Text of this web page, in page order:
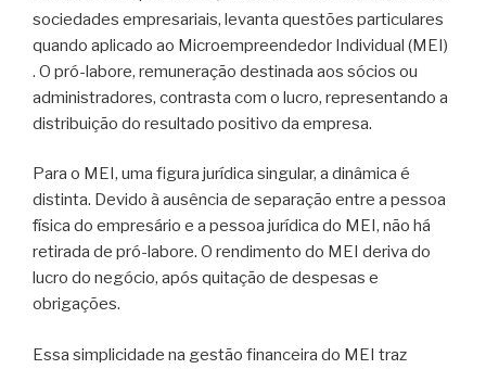
sociedades empresariais, levanta questões particulares
quando aplicado ao Microempreendedor Individual (MEI)
. O pró-labore, remuneração destinada aos sócios ou
administradores, contrasta com o lucro, representando a
distribuição do resultado positivo da empresa.
Para o MEI, uma figura jurídica singular, a dinâmica é
distinta. Devido à ausência de separação entre a pessoa
física do empresário e a pessoa jurídica do MEI, não há
retirada de pró-labore. O rendimento do MEI deriva do
lucro do negócio, após quitação de despesas e
obrigações.
Essa simplicidade na gestão financeira do MEI traz